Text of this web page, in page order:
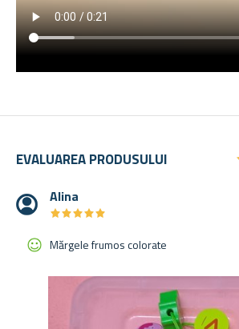
EVALUAREA PRODUSULUI
Alina
★★★★★
★★★★★
Mărgele frumos colorate